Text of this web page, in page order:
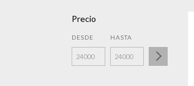
Precio
DESDE HASTA